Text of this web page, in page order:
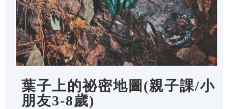
葉子上的祕密地圖(親子課/小
朋友3-8歲)